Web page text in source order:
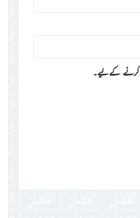
کرنے کےلیے۔